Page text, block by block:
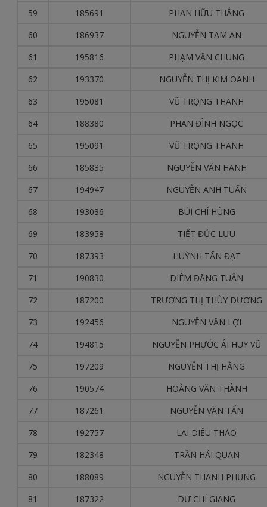
59
185691
PHAN HỮU THẮNG
60
186937
NGUYỄN TAM AN
61
195816
PHẠM VĂN CHUNG
62
193370
NGUYỄN THỊ KIM OANH
63
195081
VŨ TRỌNG THANH
64
188380
PHAN ĐÌNH NGỌC
65
195091
VŨ TRỌNG THANH
66
185835
NGUYỄN VĂN HANH
67
194947
NGUYỄN ANH TUẤN
68
193036
BÙI CHÍ HÙNG
69
183958
TIẾT ĐỨC LƯU
70
187393
HUỲNH TẤN ĐẠT
71
190830
DIÊM ĐĂNG TUÂN
72
187200
TRƯƠNG THỊ THÙY DƯƠNG
73
192456
NGUYỄN VĂN LỢI
74
194815
NGUYỄN PHƯỚC ÁI HUY VŨ
75
197209
NGUYỄN THỊ HẰNG
76
190574
HOÀNG VĂN THÀNH
77
187261
NGUYỄN VĂN TẤN
78
192757
LAI DIỆU THẢO
79
182348
TRẦN HẢI QUAN
80
188089
NGUYỄN THANH PHỤNG
81
187322
DƯ CHÍ GIANG